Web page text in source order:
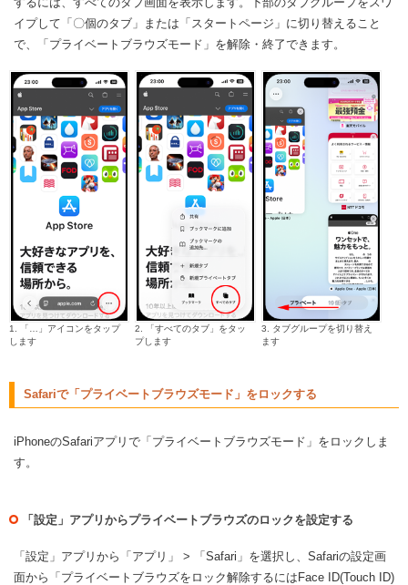
イプして「〇個のタブ」または「スタートページ」に切り替えること
で、「プライベートブラウズモード」を解除・終了できます。
1. 「…」アイコンをタップ
します
2. 「すべてのタブ」をタッ
プします
3. タブグループを切り替え
ます
Safariで「プライベートブラウズモード」をロックする
iPhoneのSafariアプリで「プライベートブラウズモード」をロックしま
す。
「設定」アプリからプライベートブラウズのロックを設定する
「設定」アプリから「アプリ」 > 「Safari」を選択し、Safariの設定画
面から「プライベートブラウズをロック解除するにはFace ID(Touch ID)